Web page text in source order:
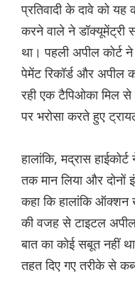
प्रतिवादी के दावे को
करने वाले ने डॉक्यूमेंट्री
था। पहली अपील कोर्ट
पेमेंट रिकॉर्ड और अपील
रही एक टैपिओका मिल
पर भरोसा करते हुए
हालांकि, मद्रास
तक मान लिया और
कहा कि हालांकि ऑक्शन
की वजह से टाइटल
बात का कोई सबूत नहीं
तहत दिए गए तरीके से